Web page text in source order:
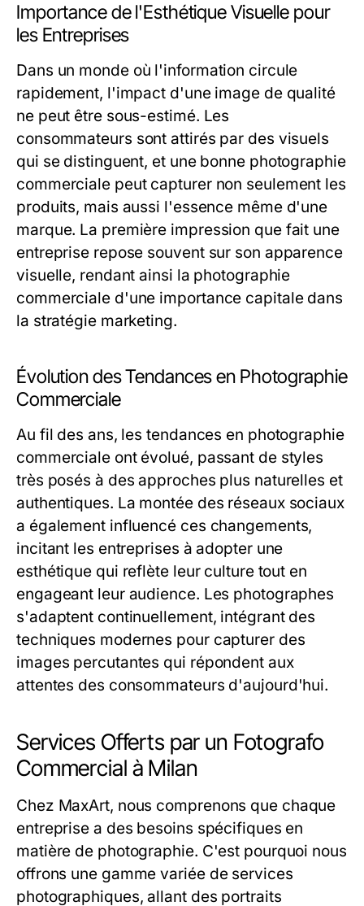
Importance de l'Esthétique Visuelle pour
les Entreprises
Dans un monde où l'information circule
rapidement, l'impact d'une image de qualité
ne peut être sous-estimé. Les
consommateurs sont attirés par des visuels
qui se distinguent, et une bonne photographie
commerciale peut capturer non seulement les
produits, mais aussi l'essence même d'une
marque. La première impression que fait une
entreprise repose souvent sur son apparence
visuelle, rendant ainsi la photographie
commerciale d'une importance capitale dans
la stratégie marketing.
Évolution des Tendances en Photographie
Commerciale
Au fil des ans, les tendances en photographie
commerciale ont évolué, passant de styles
très posés à des approches plus naturelles et
authentiques. La montée des réseaux sociaux
a également influencé ces changements,
incitant les entreprises à adopter une
esthétique qui reflète leur culture tout en
engageant leur audience. Les photographes
s'adaptent continuellement, intégrant des
techniques modernes pour capturer des
images percutantes qui répondent aux
attentes des consommateurs d'aujourd'hui.
Services Offerts par un Fotografo
Commercial à Milan
Chez MaxArt, nous comprenons que chaque
entreprise a des besoins spécifiques en
matière de photographie. C'est pourquoi nous
offrons une gamme variée de services
photographiques, allant des portraits